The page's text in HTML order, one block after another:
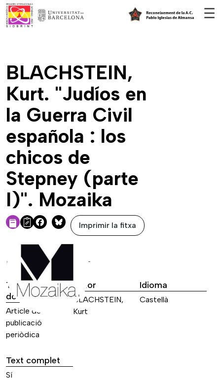
☰
BLACHSTEIN,
Kurt. "Judíos en
la Guerra Civil
española : los
chicos de
Stepney (parte
I)". Mozaika
Facebook
Bluesky
Imprimir la fitxa
DADES DE LA FONT
Tipus de font
documental
Article de
publicació
periòdica
Autor
BLACHSTEIN,
Kurt
Idioma
Castellà
Text complet
Sí